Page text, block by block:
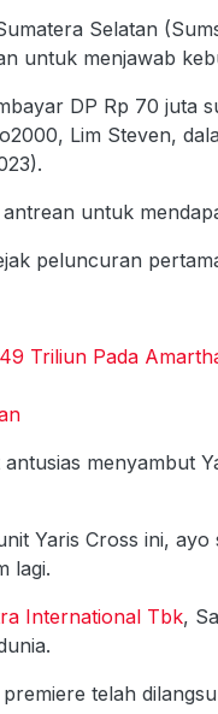
Selatan
untuk menjawab
DP Rp 70 juta
Lim Steven,
untuk
peluncuran
Triliun Pada
menyambut
Yaris Cross ini,
lagi.
International Tbk,
telah